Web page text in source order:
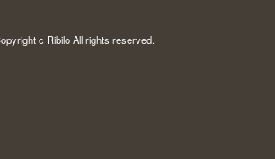
c Ribilo All rights reserved.